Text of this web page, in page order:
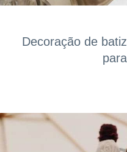
Decoração de